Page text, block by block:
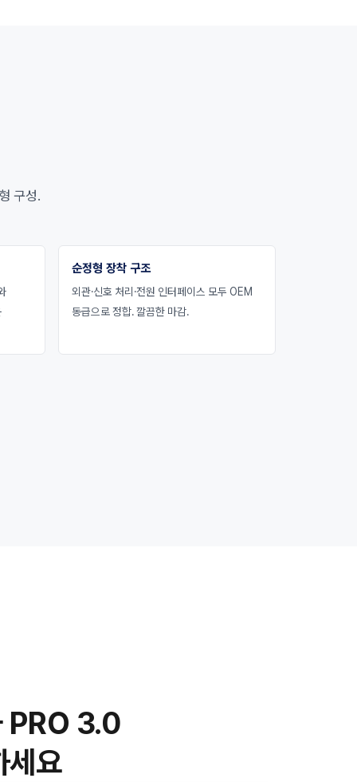
구성.
순정형 장착 구조
외관·신호 처리·전원 인터페이스 모두 OEM
동급으로 정합. 깔끔한 마감.
PRO 3.0
세요